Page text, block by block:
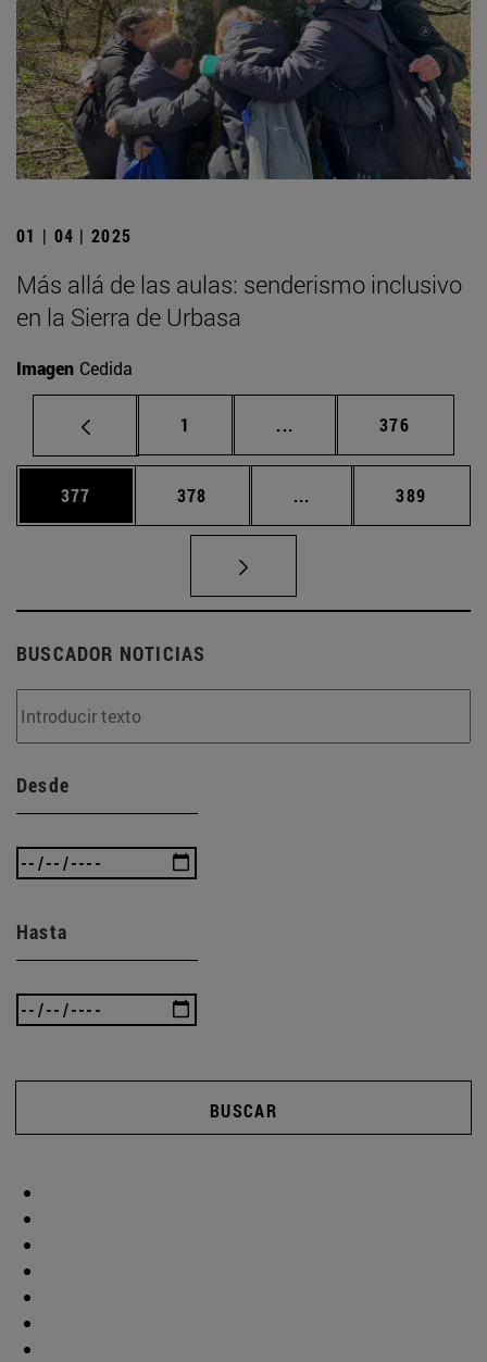
01 | 04 | 2025
Más allá de las aulas: senderismo inclusivo
en la Sierra de Urbasa
Imagen Cedida
Página
1 ... Páginas intermedias
Página
376
Página
377 Página
378 ... Páginas intermedias
Página
389
BUSCADOR NOTICIAS
Desde
Hasta
BUSCAR